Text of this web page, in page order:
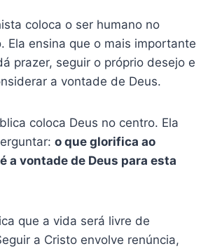
coloca o ser humano no
Ela ensina que o mais importante
prazer, seguir o próprio desejo e
a vontade de Deus.
coloca Deus no centro. Ela
o que glorifica ao
a vontade de Deus para esta
que a vida será livre de
a Cristo envolve renúncia,